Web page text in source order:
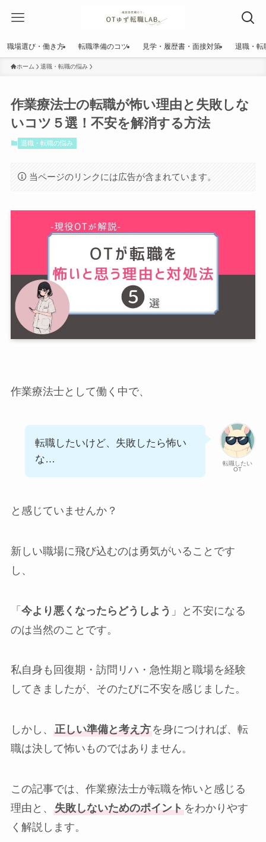
職場選び・働き方 転職準備のコツ 見学・履歴書・面接対策 退職・転
ホーム 退職・転職の悩み
作業療法士の転職が怖い理由と失敗しな
いコツ５選！不安を解消する方法
退職・転職の悩み
当ページのリンクには広告が含まれています。
作業療法士として働く中で、
転職したい
OT
転職したいけど、失敗したら怖い
な…
と感じていませんか？
新しい職場に飛び込むのは勇気がいることです
し、
「 今より悪くなったらどうしよう 」と不安になる
のは当然のことです。
私自身も回復期・訪問リハ・急性期と職場を経験
してきましたが、そのたびに不安を感じました。
しかし、 正しい準備と考え方を身につければ、転
職は決して怖いものではありません。
この記事では、作業療法士が転職を怖いと感じる
理由と、 失敗しないためのポイントをわかりやす
く解説します。